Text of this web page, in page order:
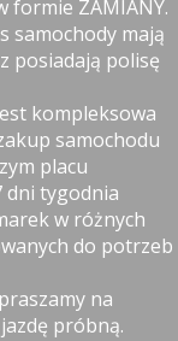
formie ZAMIANY.
samochody mają
posiadają polisę
kompleksowa
samochodu
placu
dni tygodnia
w różnych
do potrzeb
na
próbną.